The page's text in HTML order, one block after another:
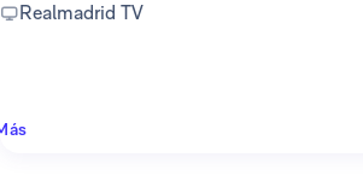
Realmadrid TV